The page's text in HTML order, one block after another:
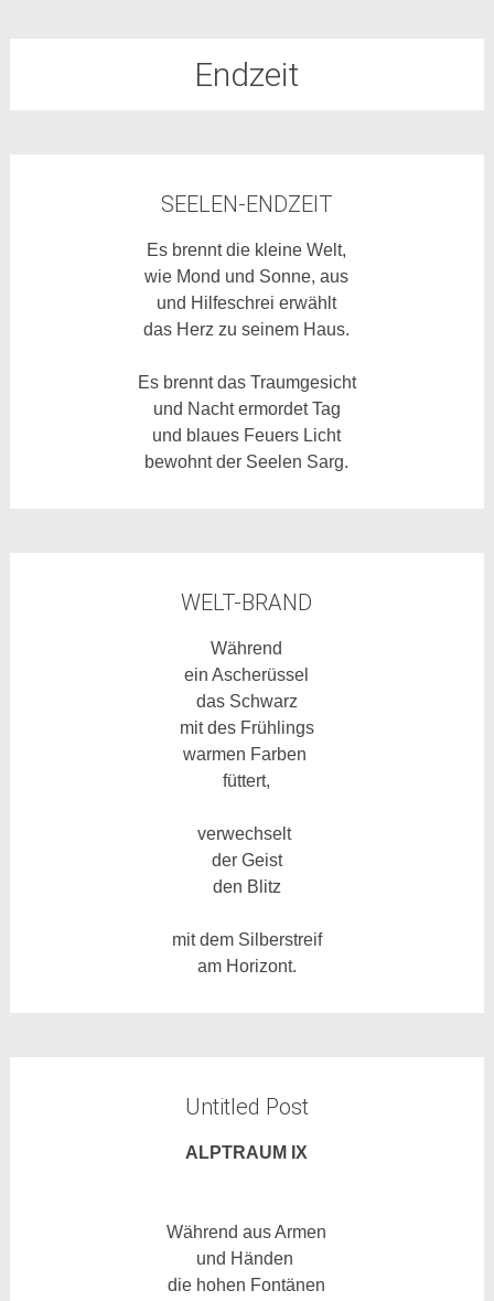
Endzeit
SEELEN-ENDZEIT
Es brennt die kleine Welt,
wie Mond und Sonne, aus
und Hilfeschrei erwählt
das Herz zu seinem Haus.
Es brennt das Traumgesicht
und Nacht ermordet Tag
und blaues Feuers Licht
bewohnt der Seelen Sarg.
WELT-BRAND
Während
ein Ascherüssel
das Schwarz
mit des Frühlings
warmen Farben
füttert,
verwechselt
der Geist
den Blitz
mit dem Silberstreif
am Horizont.
Untitled Post
ALPTRAUM IX
Während aus Armen
und Händen
die hohen Fontänen